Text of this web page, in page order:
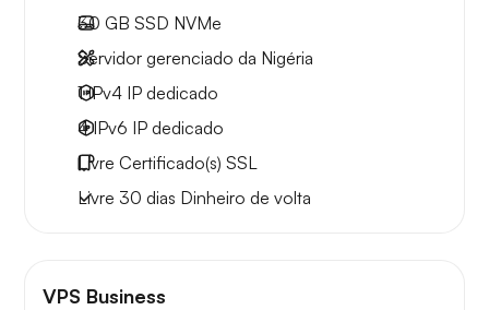
30 GB SSD NVMe
Servidor gerenciado da Nigéria
1 IPv4 IP dedicado
4 IPv6 IP dedicado
Livre Certificado(s) SSL
Livre 30 dias Dinheiro de volta
VPS Business